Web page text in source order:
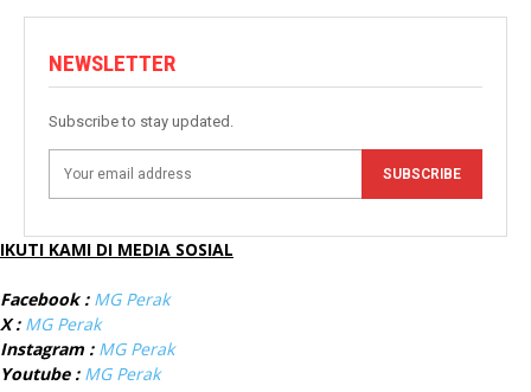
NEWSLETTER
Subscribe to stay updated.
SUBSCRIBE
IKUTI KAMI DI MEDIA SOSIAL
Facebook : MG Perak
X : MG Perak
Instagram : MG Perak
Youtube : MG Perak